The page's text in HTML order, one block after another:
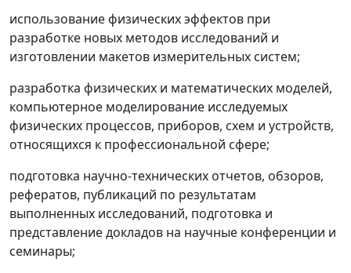
использование физических эффектов при
разработке новых методов исследований и
изготовлении макетов измерительных систем;
разработка физических и математических моделей,
компьютерное моделирование исследуемых
физических процессов, приборов, схем и устройств,
относящихся к профессиональной сфере;
подготовка научно-технических отчетов, обзоров,
рефератов, публикаций по результатам
выполненных исследований, подготовка и
представление докладов на научные конференции и
семинары;